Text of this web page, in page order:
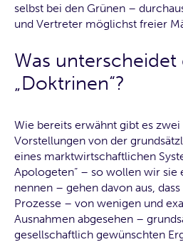
selbst bei den Grünen –
und Vertreter möglichst freier
Was unterscheidet
„Doktrinen“?
Wie bereits erwähnt gibt es
Vorstellungen von der
eines marktwirtschaftlichen
Apologeten“ – so wollen wir sie
nennen – gehen davon aus,
Prozesse – von wenigen und
Ausnahmen abgesehen –
gesellschaftlich gewünschten